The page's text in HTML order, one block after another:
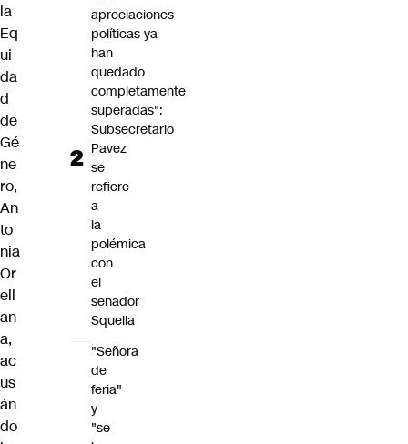
la
Eq
ui
da
d
de
Gé
ne
ro,
An
to
nia
Or
ell
an
a,
ac
us
án
do
apreciaciones
políticas ya
han
quedado
completamente
superadas":
Subsecretario
Pavez
se
refiere
a
la
polémica
con
el
senador
Squella
"Señora
de
feria"
y
"se